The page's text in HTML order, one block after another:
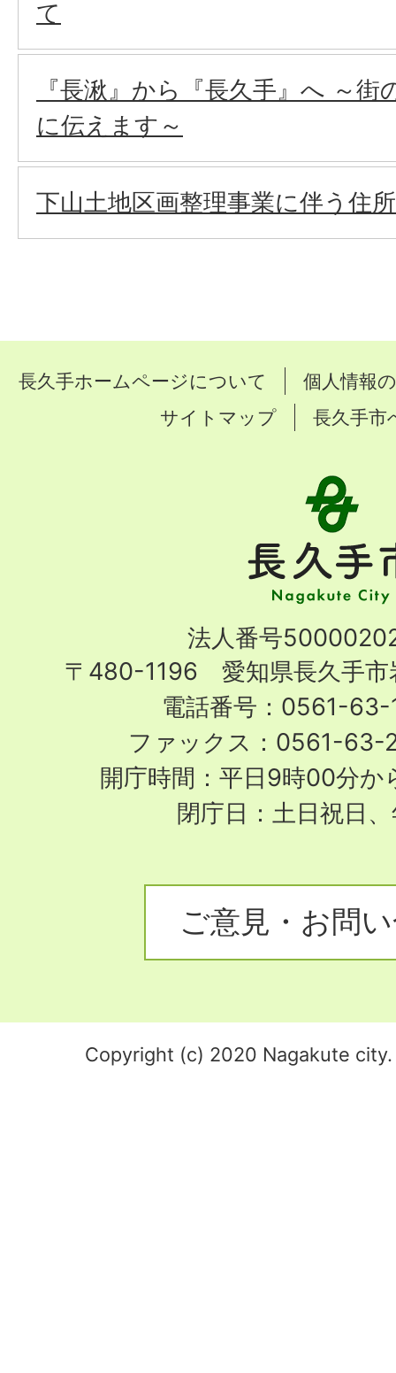
て
『長湫』から『長久手』へ ～
に伝えます～
下山土地区画整理事業に伴う住
長久手ホームページについて
個人情報
サイトマップ
長久手市
手
市
City
法人番号
〒480-1196 愛知県長久手市
電話番号：0561-63-
ファックス：0561-63-
開庁時間：平日9時00分か
閉庁日：土日祝日
ご意見・お問
Copyright (c) 2020 Nagakute